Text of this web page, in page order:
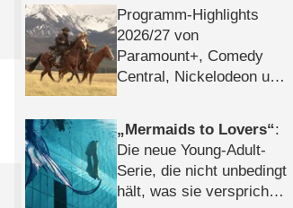
Programm-Highlights
2026/​27 von
Paramount+, Comedy
Central, Nickelodeon und
Mermaids to Lovers :
Die neue Young-Adult-
Serie, die nicht unbedingt
hält, was sie verspricht –